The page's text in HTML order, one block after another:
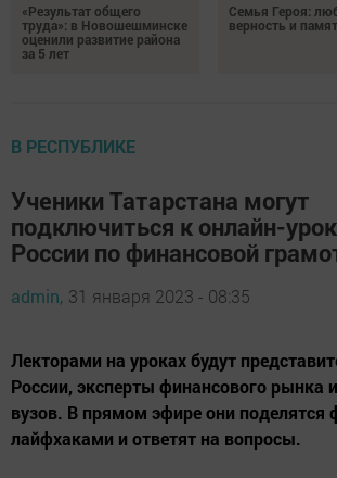
«Результат общего
труда»: в Новошешминске
оценили развитие района
за 5 лет
Семья Героя:
верность и
В РЕСПУБЛИКЕ
Ученики Татарстана могут
подключиться к онлайн-
России по финансовой
admin, 31 января 2023 - 08:35
Лекторами на уроках будут
России, эксперты финансового рынка
вузов. В прямом эфире они
лайфхаками и ответят на вопросы.